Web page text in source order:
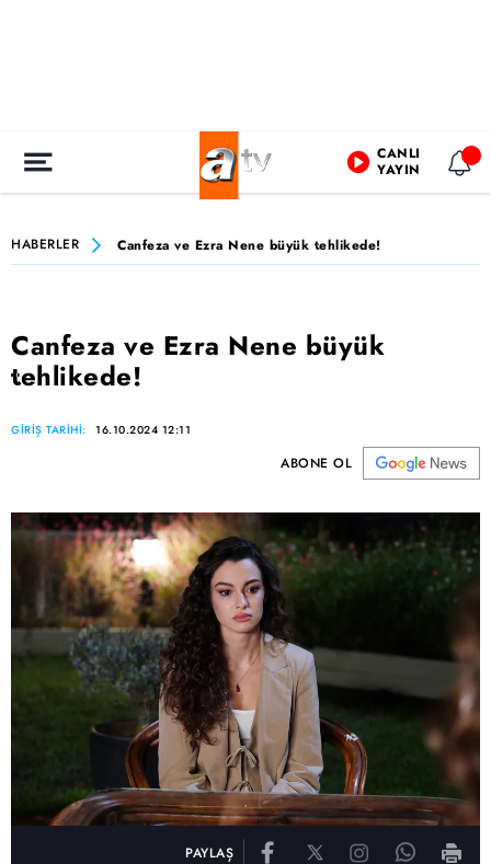
CANLI
YAYIN
HABERLER Canfeza ve Ezra Nene büyük tehlikede!
Canfeza ve Ezra Nene büyük
tehlikede!
GİRİŞ TARİHİ: 16.10.2024 12:11
ABONE OL
PAYLAŞ